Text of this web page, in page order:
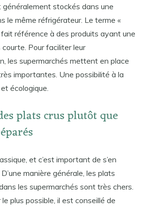
stockés dans une
le même réfrigérateur. Le terme «
référence à des produits ayant une
Pour faciliter leur
les supermarchés mettent en place
importantes. Une possibilité à la
écologique.
plats crus plutôt que
et c’est important de s’en
manière générale, les plats
les supermarchés sont très chers.
plus possible, il est conseillé de